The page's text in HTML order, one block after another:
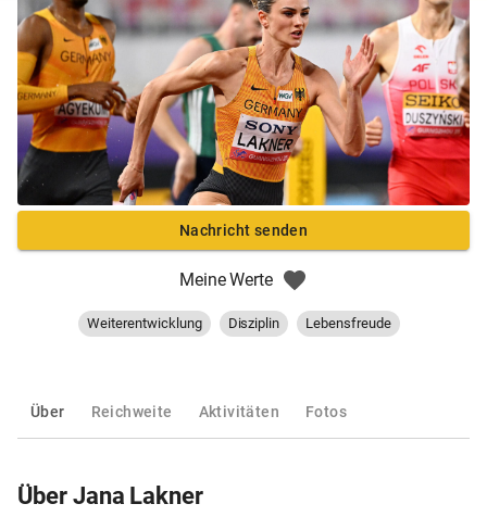
Nachricht senden
Meine Werte
Weiterentwicklung Disziplin Lebensfreude
Über Reichweite Aktivitäten Fotos
Über Jana Lakner